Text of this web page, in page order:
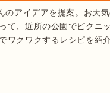
のアイデアを提案。お天
て、近所の公園でピクニ
ワクワクするレシピを紹